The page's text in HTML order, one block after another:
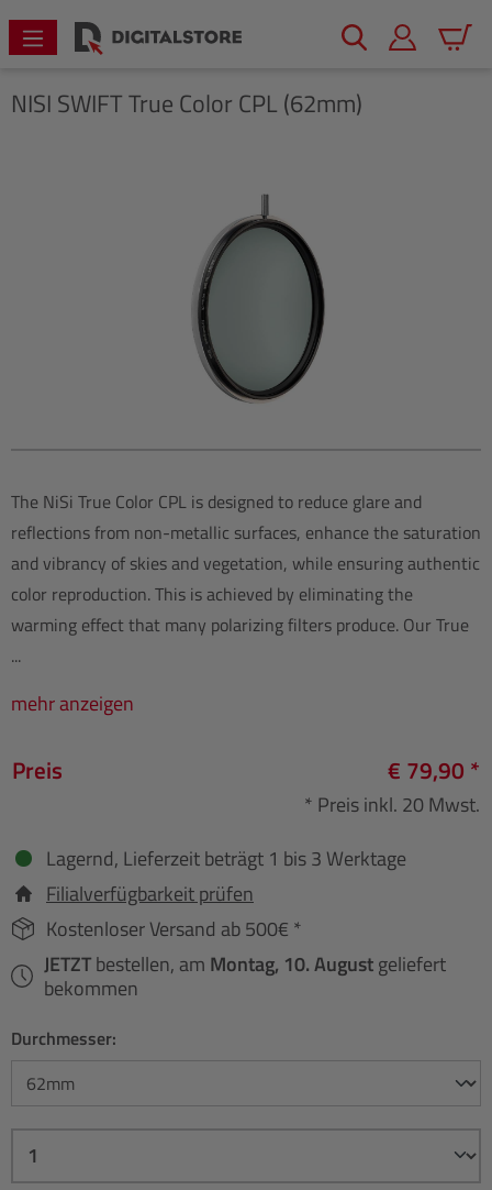
springen
NISI SWIFT True Color CPL (62mm)
The NiSi True Color CPL is designed to reduce glare and
reflections from non-metallic surfaces, enhance the saturation
and vibrancy of skies and vegetation, while ensuring authentic
color reproduction. This is achieved by eliminating the
warming effect that many polarizing filters produce. Our True
...
mehr anzeigen
Preis € 79,90 *
* Preis inkl. 20 Mwst.
Lagernd, Lieferzeit beträgt 1 bis 3 Werktage
Filialverfügbarkeit prüfen
Kostenloser Versand ab 500€ *
JETZTbestellen, am Montag, 10. Augustgeliefert
bekommen
Durchmesser: